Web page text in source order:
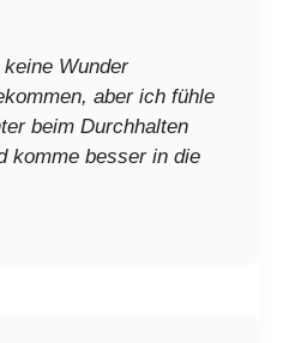
Wunder
aber ich fühle
beim Durchhalten
komme besser in die